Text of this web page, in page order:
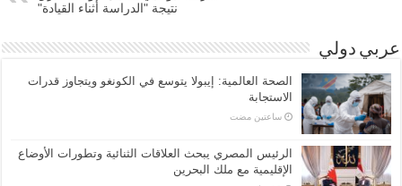
نتيجة "الدراسة أثناء القيادة"
عربي دولي
الصحة العالمية: إيبولا يتوسع في الكونغو ويتجاوز قدرات
الاستجابة
‏ساعتين مضت
الرئيس المصري يبحث العلاقات الثنائية وتطورات الأوضاع
الإقليمية مع ملك البحرين